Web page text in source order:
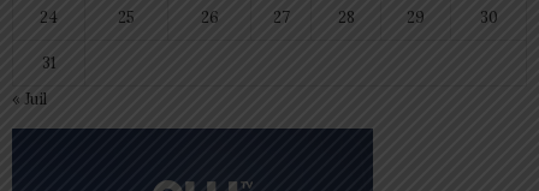
24 25 26 27 28 29 30
31
« Juil